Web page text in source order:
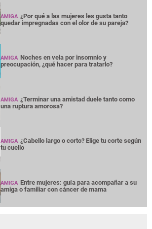
AMIGA ¿Por qué a las mujeres les gusta tanto
quedar impregnadas con el olor de su pareja?
AMIGA Noches en vela por insomnio y
preocupación, ¿qué hacer para tratarlo?
AMIGA ¿Terminar una amistad duele tanto como
una ruptura amorosa?
AMIGA ¿Cabello largo o corto? Elige tu corte según
tu cuello
AMIGA Entre mujeres: guía para acompañar a su
amiga o familiar con cáncer de mama